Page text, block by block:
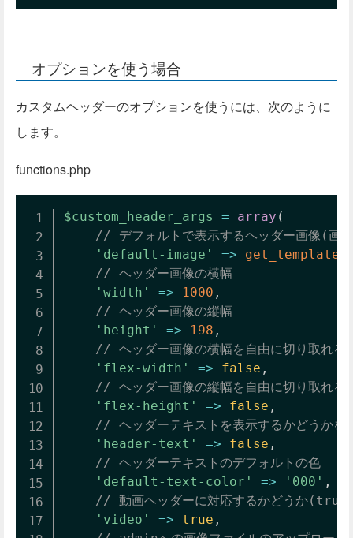
オプションを使う場合
カスタムヘッダーのオプションを使うには、次のように
します。
functions.php
$custom_header_args = array (
// デフォルトで表示するヘッダー画像(画
'default-image'
=>
// ヘッダー画像の横幅
'width'
=> 1000 ,
// ヘッダー画像の縦幅
'height'
=> 198 ,
// ヘッダー画像の横幅を自由に切り取れ
'flex-width'
=> false ,
// ヘッダー画像の縦幅を自由に切り取れ
'flex-height'
=> false ,
// ヘッダーテキストを表示するかどうか
'header-text'
=> false ,
// ヘッダーテキストのデフォルトの色
'default-text-color'
=> '000' ,
// 動画ヘッダーに対応するかどうか
'video'
=> true ,